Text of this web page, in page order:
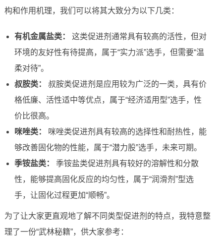
构和作用机理，我们可以将其大致分为以下几类：
有机金属盐类：
这类促进剂通常具有较高的活性，但对
环境的友好性有待提高，属于“实力派”选手，但需要“温
柔对待”。
叔胺类：
叔胺类促进剂是应用较为广泛的一类，具有价
格低廉、活性适中等优点，属于“经济适用型”选手，性
价比很高。
咪唑类：
咪唑类促进剂具有较高的选择性和耐热性，能
够改善固化物的性能，属于“潜力股”选手，未来可期。
季铵盐类：
季铵盐类促进剂具有较好的溶解性和分散
性，能够提高固化反应的均匀性，属于“润滑剂”型选
手，让固化过程更加“顺畅”。
为了让大家更直观地了解不同类型促进剂的特点，我特意整
理了一份“武林秘籍”，供大家参考：